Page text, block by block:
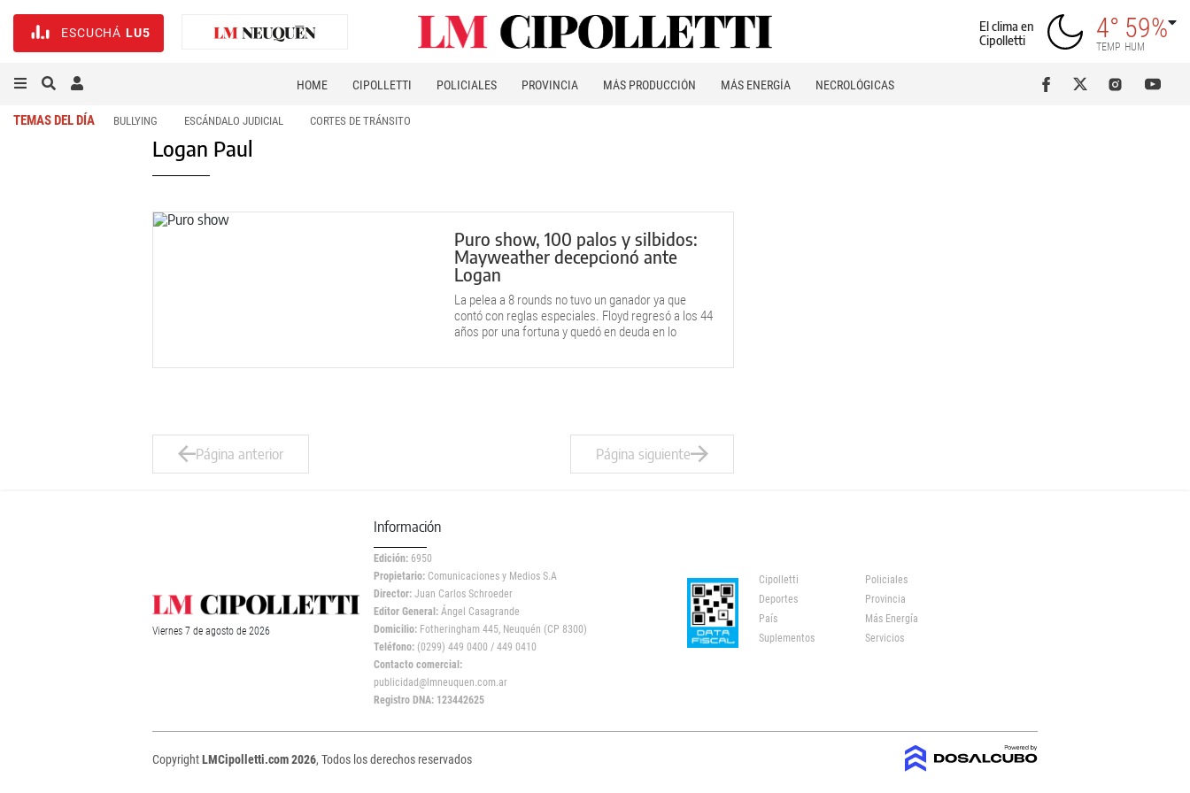
ESCUCHÁ LU5
El clima en
Cipolletti
4°
TEMP
59%
HUM
HOME CIPOLLETTI POLICIALES PROVINCIA MÁS PRODUCCIÓN MÁS ENERGÍA NECROLÓGICAS
TEMAS DEL DÍA BULLYING ESCÁNDALO JUDICIAL CORTES DE TRÁNSITO
Logan Paul
Puro show, 100 palos y silbidos:
Mayweather decepcionó ante
Logan
La pelea a 8 rounds no tuvo un ganador ya que
contó con reglas especiales. Floyd regresó a los 44
años por una fortuna y quedó en deuda en lo
divertí", dijo al final.
Página anterior Página siguiente
Viernes 7 de agosto de 2026
Información
Edición: 6950
Propietario: Comunicaciones y Medios S.A
Director: Juan Carlos Schroeder
Editor General: Ángel Casagrande
Domicilio: Fotheringham 445, Neuquén (CP 8300)
Teléfono: (0299) 449 0400 / 449 0410
Contacto comercial:
publicidad@lmneuquen.com.ar
Registro DNA: 123442625
Cipolletti
Policiales
Deportes
Provincia
País
Más Energía
Suplementos
Servicios
CopyrightLMCipolletti.com 2026, Todos los derechos reservados